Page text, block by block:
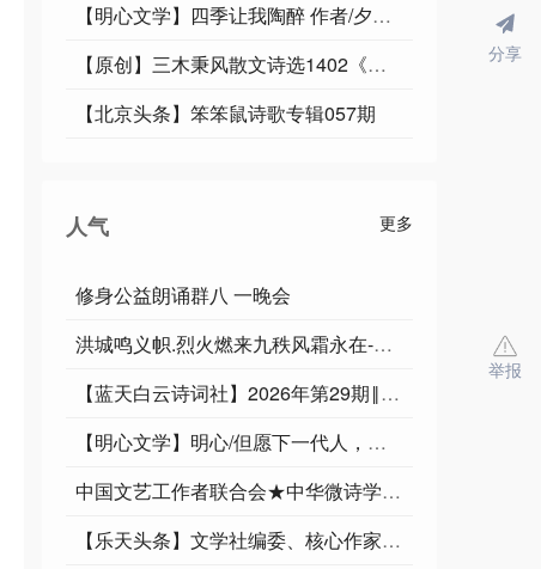
【明心文学】四季让我陶醉 作者/夕阳红 主播/舒心快乐
【原创】三木秉风散文诗选1402《飞英簌簌落沙汀，叠涧涓涓宕翠萍》
【北京头条】笨笨鼠诗歌专辑057期
人气 更多
修身公益朗诵群八 一晚会
洪城鸣义帜.烈火燃来九秩风霜永在-俊岳汇雄师.祥光漫彻千重紫气遐昌∥运雪.耀华.唐江.班镇.天鹏.忠才.绍辉.飞鵬.兴华.继斌.小草.金穗.广英.家驹等佳作欣赏
【蓝天白云诗词社】2026年第29期‖王理松悼亡兄诗词专刊
【明心文学】明心/但愿下一代人，生活不在阴霾中 主播/薇薇
中国文艺工作者联合会★中华微诗学院（华诗特刊）第127期
【乐天头条】文学社编委、核心作家于宾先生精品//鹧鸪天•铁军魂（词林正韵）
分享
举报